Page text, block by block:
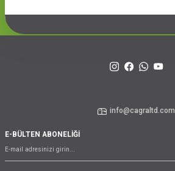
info@cagraltd.com
E-BÜLTEN ABONELİĞİ